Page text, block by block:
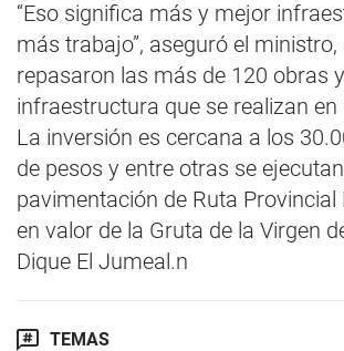
“Eso significa más y mejor
más trabajo”, aseguró el ministro,
repasaron las más de 120 obras
infraestructura que se realizan
La inversión es cercana a los
de pesos y entre otras se
pavimentación de Ruta Provincial
en valor de la Gruta de la Virgen
Dique El Jumeal.n
TEMAS